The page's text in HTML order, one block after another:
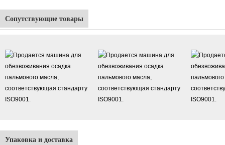
Сопутствующие товары
Упаковка и доставка